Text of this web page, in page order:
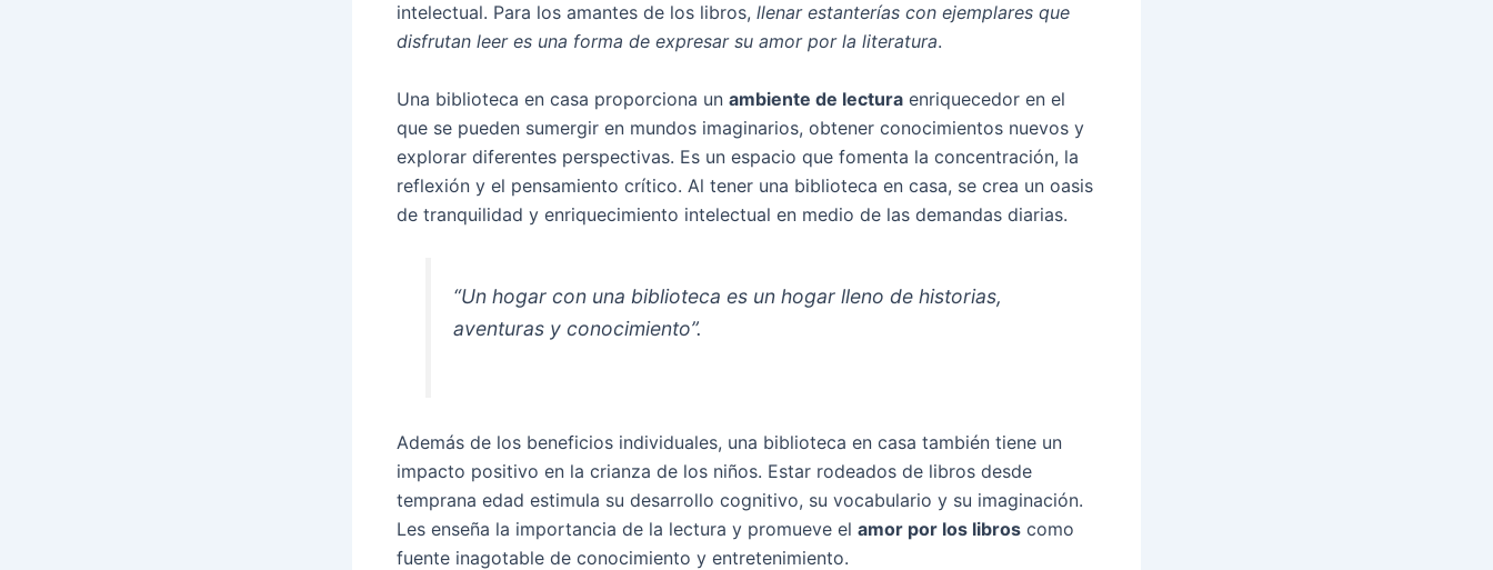
intelectual. Para los amantes de los libros, llenar estanterías con ejemplares que
disfrutan leer es una forma de expresar su amor por la literatura.
Una biblioteca en casa proporciona un ambiente de lectura enriquecedor en el
que se pueden sumergir en mundos imaginarios, obtener conocimientos nuevos y
explorar diferentes perspectivas. Es un espacio que fomenta la concentración, la
reflexión y el pensamiento crítico. Al tener una biblioteca en casa, se crea un oasis
de tranquilidad y enriquecimiento intelectual en medio de las demandas diarias.
“Un hogar con una biblioteca es un hogar lleno de historias,
aventuras y conocimiento”.
Además de los beneficios individuales, una biblioteca en casa también tiene un
impacto positivo en la crianza de los niños. Estar rodeados de libros desde
temprana edad estimula su desarrollo cognitivo, su vocabulario y su imaginación.
Les enseña la importancia de la lectura y promueve el amor por los libros como
fuente inagotable de conocimiento y entretenimiento.